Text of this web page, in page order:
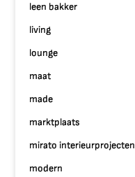
leen bakker
living
lounge
maat
made
marktplaats
mirato interieurprojecten
modern